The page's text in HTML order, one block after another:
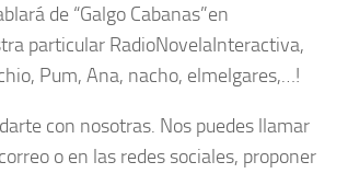
de “Galgo Cabanas”en
particular RadioNovelaInteractiva,
Pum, Ana, nacho, elmelgares,…!
con nosotras. Nos puedes llamar
o en las redes sociales, proponer